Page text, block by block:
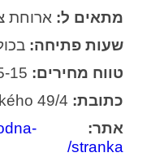
מתאים ל: ארוחת
שעות פתיחה: בכול יום
טווח מחירים:
כתובת:
אתר:
stranka/